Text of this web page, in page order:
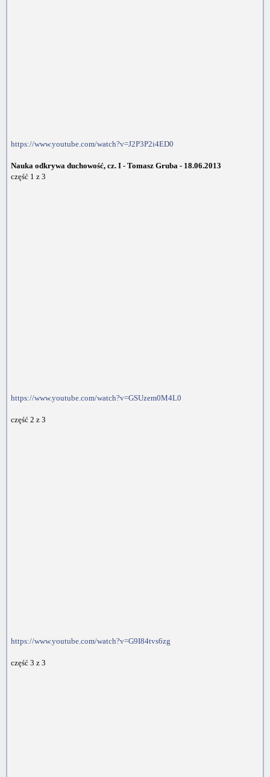
https://www.youtube.com/watch?v=J2P3P2i4ED0
Nauka odkrywa duchowość, cz. I - Tomasz Gruba - 18.06.2013
część 1 z 3
https://www.youtube.com/watch?v=GSUzem0M4L0
część 2 z 3
https://www.youtube.com/watch?v=G9I84tvs6zg
część 3 z 3